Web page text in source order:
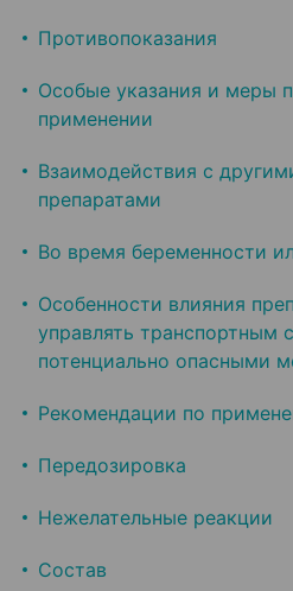
Противопоказания
Особые указания и меры
применении
Взаимодействия с
препаратами
Во время беременности
Особенности влияния
управлять транспортным
потенциально опасными
Рекомендации по
Передозировка
Нежелательные реакции
Состав